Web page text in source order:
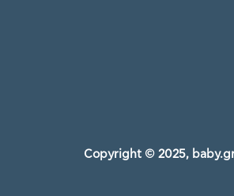
Copyright © 2025,